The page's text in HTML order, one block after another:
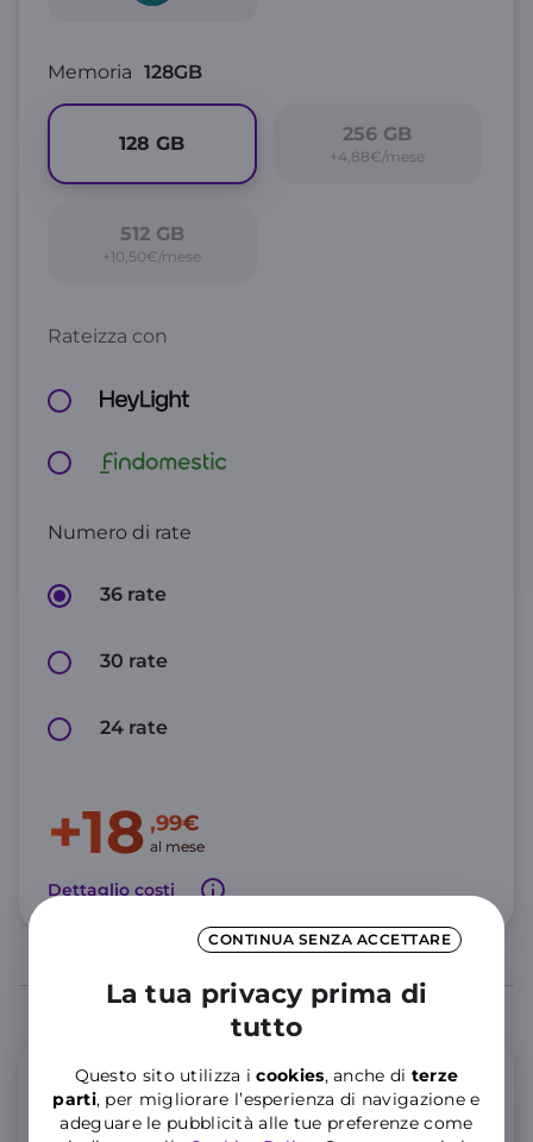
CONTINUA SENZA ACCETTARE
La tua privacy prima di
tutto
Questo sito utilizza icookies, anche di terze
parti, per migliorare l’esperienza di navigazione e
adeguare le pubblicità alle tue preferenze come
Memoria 128GB
128 GB 256 GB
+4,88€/mese
512 GB
+10,50€/mese
Rateizza con
Numero di rate
36 rate
30 rate
24 rate
+18 ,99€
al mese
Dettaglio costi
Offerta Mobile